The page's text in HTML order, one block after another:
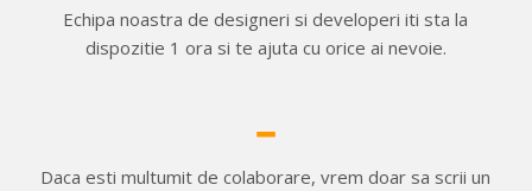
Echipa noastra de designeri si developeri iti sta la
dispozitie 1 ora si te ajuta cu orice ai nevoie.
Daca esti multumit de colaborare, vrem doar sa scrii un